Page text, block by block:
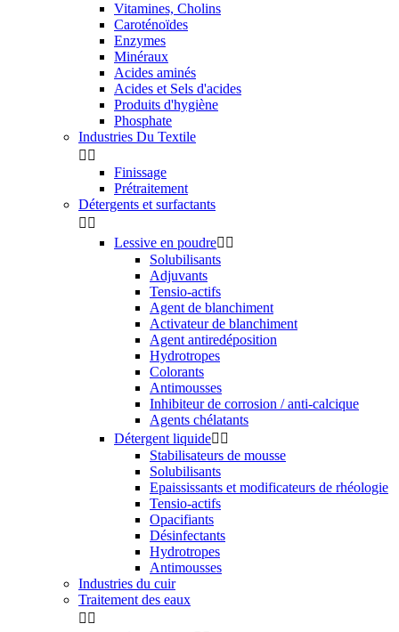
Vitamines, Cholins
Caroténoïdes
Enzymes
Minéraux
Acides aminés
Acides et Sels d'acides
Produits d'hygiène
Phosphate
Industries Du Textile
 
Finissage
Prétraitement
Détergents et surfactants
 
Lessive en poudre 
Solubilisants
Adjuvants
Tensio-actifs
Agent de blanchiment
Activateur de blanchiment
Agent antiredéposition
Hydrotropes
Colorants
Antimousses
Inhibiteur de corrosion / anti-calcique
Agents chélatants
Détergent liquide 
Stabilisateurs de mousse
Solubilisants
Epaississants et modificateurs de rhéologie
Tensio-actifs
Opacifiants
Désinfectants
Hydrotropes
Antimousses
Industries du cuir
Traitement des eaux
 